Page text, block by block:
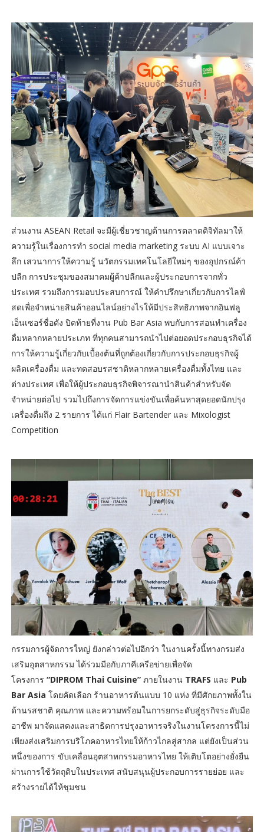
ส่วนงาน ASEAN Retail จะมีผู้เชี่ยวชาญด้านการตลาดดิจิทัลมาให้
ความรู้ในเรื่องการทำ social media marketing ระบบ AI แบบเจาะ
ลึก เสวนาการให้ความรู้ นวัตกรรมเทคโนโลยีใหม่ๆ ของอุปกรณ์ค้า
ปลีก การประชุมของสมาคมผู้ค้าปลีกและผู้ประกอบการจากทั่ว
ประเทศ รวมถึงการมอบประสบการณ์ ให้คำปรึกษาเกี่ยวกับการไลฟ์
สดเพื่อจำหน่ายสินค้าออนไลน์อย่างไรให้มีประสิทธิภาพจากอินฟลู
เอ็นเซอร์ชื่อดัง ปิดท้ายที่งาน Pub Bar Asia พบกับการสอนทำเครื่อง
ดื่มหลากหลายประเภท ที่ทุกคนสามารถนำไปต่อยอดประกอบธุรกิจได้
การให้ความรู้เกี่ยวกับเบื้องต้นที่ถูกต้องเกี่ยวกับการประกอบธุรกิจผู้
ผลิตเครื่องดื่ม และทดสอบรสชาติหลากหลายเครื่องดื่มทั้งไทย และ
ต่างประเทศ เพื่อให้ผู้ประกอบธุรกิจพิจารณานำสินค้าสำหรับจัด
จำหน่ายต่อไป รวมไปถึงการจัดการแข่งขันเพื่อค้นหาสุดยอดนักปรุง
เครื่องดื่มถึง 2 รายการ ได้แก่ Flair Bartender และ Mixologist
Competition
กรรมการผู้จัดการใหญ่ ยังกล่าวต่อไปอีกว่า ในงานครั้งนี้ทางกรมส่ง
เสริมอุตสาหกรรม ได้ร่วมมือกับภาคีเครือข่ายเพื่อจัด
โครงการ “DIPROM Thai Cuisine” ภายในงาน TRAFS และ Pub
Bar Asia โดยคัดเลือก ร้านอาหารต้นแบบ 10 แห่ง ที่มีศักยภาพทั้งใน
ด้านรสชาติ คุณภาพ และความพร้อมในการยกระดับสู่ธุรกิจระดับมือ
อาชีพ มาจัดแสดงและสาธิตการปรุงอาหารจริงในงานโครงการนี้ไม่
เพียงส่งเสริมการบริโภคอาหารไทยให้ก้าวไกลสู่สากล แต่ยังเป็นส่วน
หนึ่งของการ ขับเคลื่อนอุตสาหกรรมอาหารไทย ให้เติบโตอย่างยั่งยืน
ผ่านการใช้วัตถุดิบในประเทศ สนับสนุนผู้ประกอบการรายย่อย และ
สร้างรายได้ให้ชุมชน